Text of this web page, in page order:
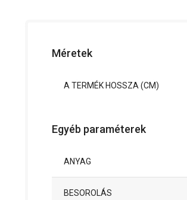
Méretek
A TERMÉK HOSSZA (CM)
Egyéb paraméterek
ANYAG
BESOROLÁS